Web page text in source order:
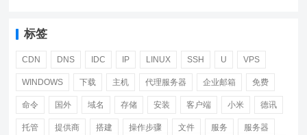
标签
CDN DNS IDC IP LINUX SSH U VPS
WINDOWS 下载 主机 代理服务器 企业邮箱 免费
命令 国外 域名 存储 安装 客户端 小米 德讯
托管 提供商 搭建 操作步骤 文件 服务 服务器